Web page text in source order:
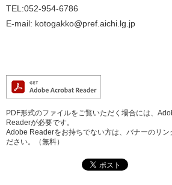
TEL:052-954-6786
E-mail: kotogakko@pref.aichi.lg.jp
PDF形式のファイルをご覧いただく場合には、
Readerが必要です。
Adobe Readerをお持ちでない方は、バナーのリン
ださい。（無料）